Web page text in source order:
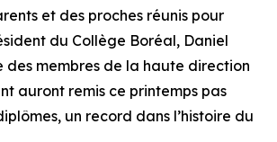
et des proches réunis pour
du Collège Boréal, Daniel
des membres de la haute direction
auront remis ce printemps pas
un record dans l’histoire du